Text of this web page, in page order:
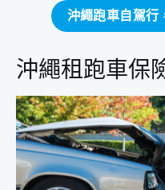
沖繩跑車自駕
沖繩租跑車保